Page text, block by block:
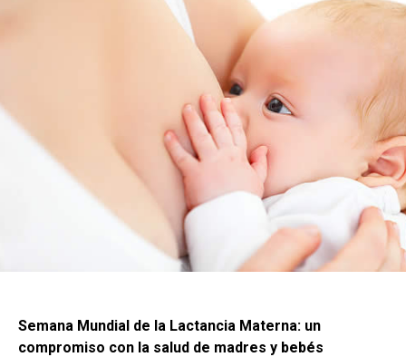
Semana Mundial de la Lactancia Materna: un
compromiso con la salud de madres y bebés